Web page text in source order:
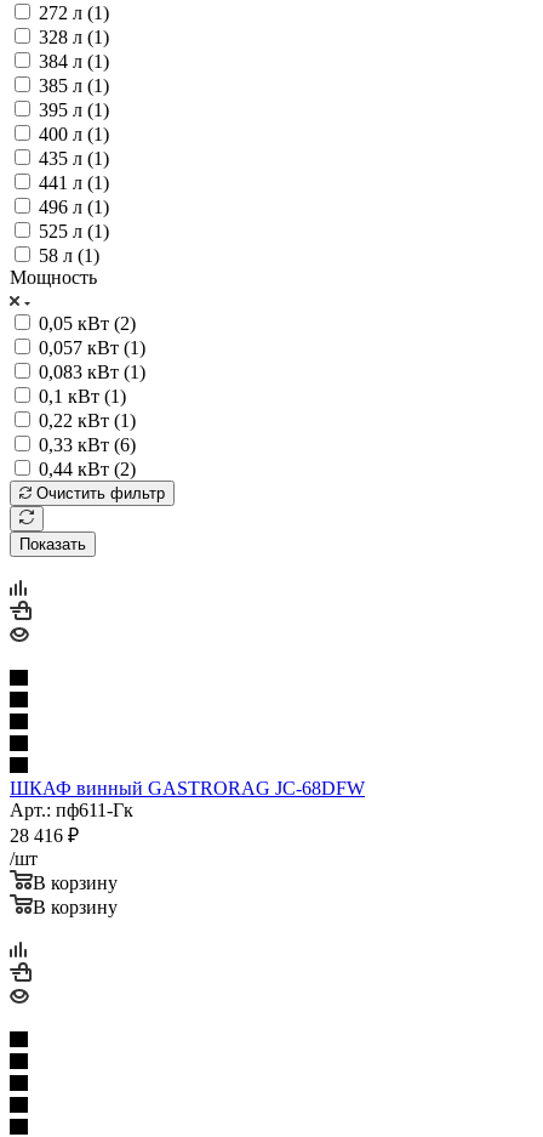
272 л (1)
328 л (1)
384 л (1)
385 л (1)
395 л (1)
400 л (1)
435 л (1)
441 л (1)
496 л (1)
525 л (1)
58 л (1)
Мощность
0,05 кВт (2)
0,057 кВт (1)
0,083 кВт (1)
0,1 кВт (1)
0,22 кВт (1)
0,33 кВт (6)
0,44 кВт (2)
Очистить фильтр
Показать
ШКАФ винный GASTRORAG JC-68DFW
Арт.: пф611-Гк
28 416 ₽
/шт
В корзину
В корзину